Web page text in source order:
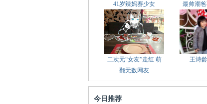
41岁辣妈赛少女 最帅潮
二次元“女友”走红 萌
翻无数网友
王诗
今日推荐